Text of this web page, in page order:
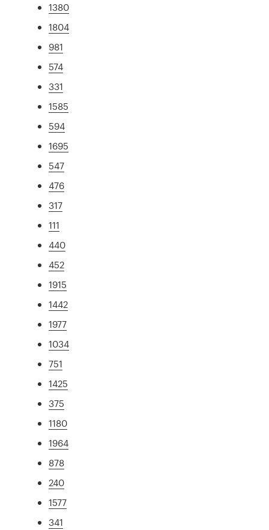
1380
1804
981
574
331
1585
594
1695
547
476
317
111
440
452
1915
1442
1977
1034
751
1425
375
1180
1964
878
240
1577
341